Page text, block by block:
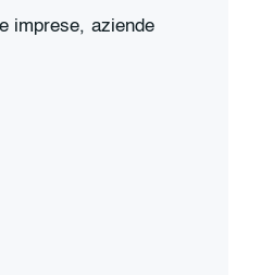
imprese, aziende